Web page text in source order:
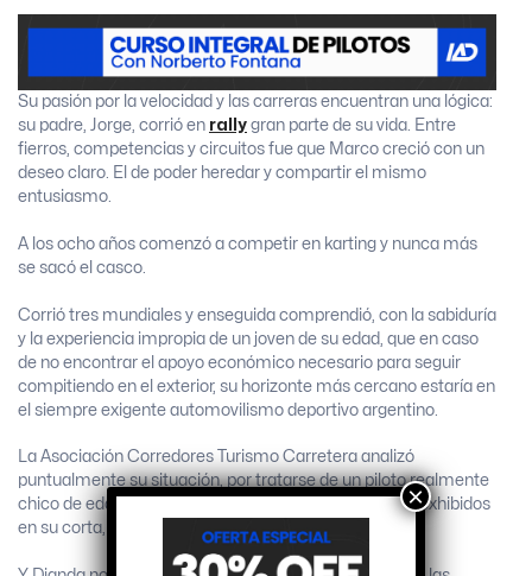
Su pasión por la velocidad y las carreras encuentran una lógica:
su padre, Jorge, corrió en rally gran parte de su vida. Entre
fierros, competencias y circuitos fue que Marco creció con un
deseo claro. El de poder heredar y compartir el mismo
entusiasmo.
A los ocho años comenzó a competir en karting y nunca más
se sacó el casco.
Corrió tres mundiales y enseguida comprendió, con la sabiduría
y la experiencia impropia de un joven de su edad, que en caso
de no encontrar el apoyo económico necesario para seguir
compitiendo en el exterior, su horizonte más cercano estaría en
el siempre exigente automovilismo deportivo argentino.
La Asociación Corredores Turismo Carretera analizó
puntualmente su situación, por tratarse de un piloto realmente
chico de edad, y lo autorizó por todos los pergaminos exhibidos
en su corta, pero muy intensa carrera.
×